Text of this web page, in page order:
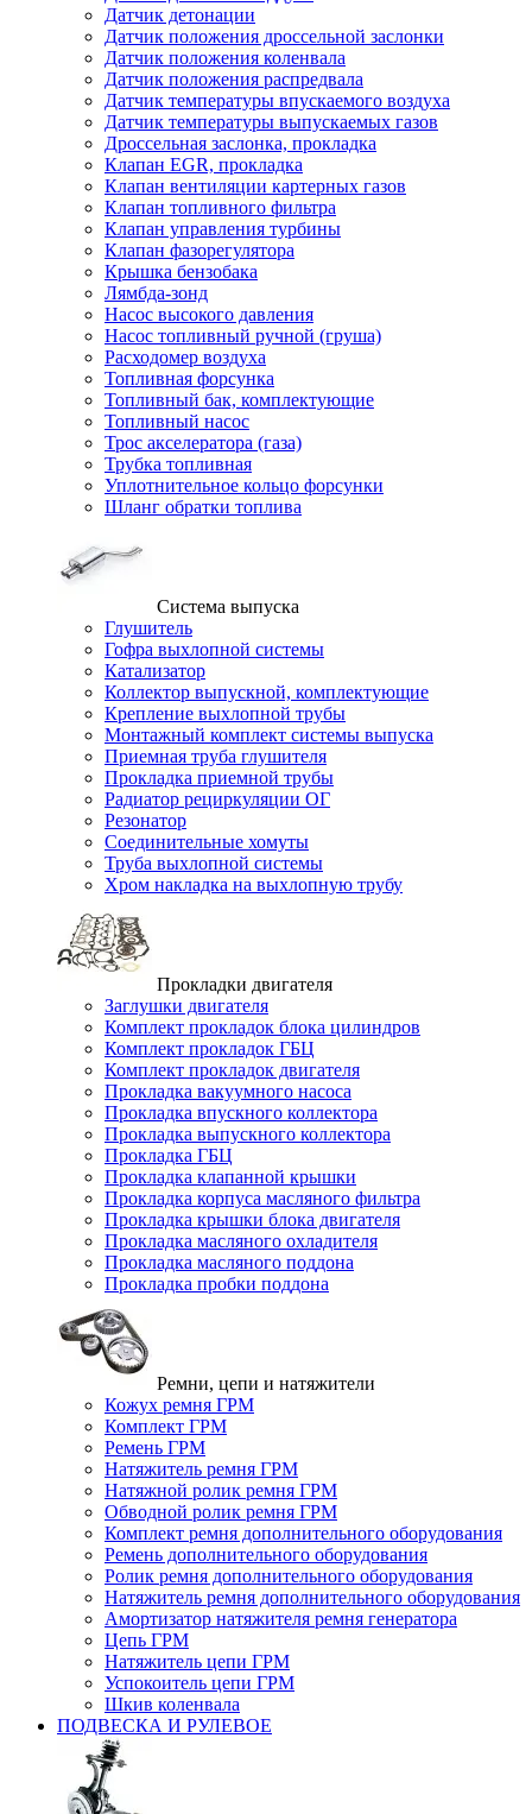
Датчик детонации
Датчик положения дроссельной заслонки
Датчик положения коленвала
Датчик положения распредвала
Датчик температуры впускаемого воздуха
Датчик температуры выпускаемых газов
Дроссельная заслонка, прокладка
Клапан EGR, прокладка
Клапан вентиляции картерных газов
Клапан топливного фильтра
Клапан управления турбины
Клапан фазорегулятора
Крышка бензобака
Лямбда-зонд
Насос высокого давления
Насос топливный ручной (груша)
Расходомер воздуха
Топливная форсунка
Топливный бак, комплектующие
Топливный насос
Трос акселератора (газа)
Трубка топливная
Уплотнительное кольцо форсунки
Шланг обратки топлива
Система выпуска
Глушитель
Гофра выхлопной системы
Катализатор
Коллектор выпускной, комплектующие
Крепление выхлопной трубы
Монтажный комплект системы выпуска
Приемная труба глушителя
Прокладка приемной трубы
Радиатор рециркуляции ОГ
Резонатор
Соединительные хомуты
Труба выхлопной системы
Хром накладка на выхлопную трубу
Прокладки двигателя
Заглушки двигателя
Комплект прокладок блока цилиндров
Комплект прокладок ГБЦ
Комплект прокладок двигателя
Прокладка вакуумного насоса
Прокладка впускного коллектора
Прокладка выпускного коллектора
Прокладка ГБЦ
Прокладка клапанной крышки
Прокладка корпуса масляного фильтра
Прокладка крышки блока двигателя
Прокладка масляного охладителя
Прокладка масляного поддона
Прокладка пробки поддона
Ремни, цепи и натяжители
Кожух ремня ГРМ
Комплект ГРМ
Ремень ГРМ
Натяжитель ремня ГРМ
Натяжной ролик ремня ГРМ
Обводной ролик ремня ГРМ
Комплект ремня дополнительного оборудования
Ремень дополнительного оборудования
Ролик ремня дополнительного оборудования
Натяжитель ремня дополнительного оборудования
Амортизатор натяжителя ремня генератора
Цепь ГРМ
Натяжитель цепи ГРМ
Успокоитель цепи ГРМ
Шкив коленвала
ПОДВЕСКА И РУЛЕВОЕ